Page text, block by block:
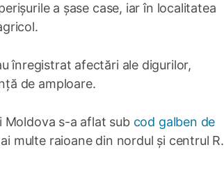
a șase case, iar în localitatea
înregistrat afectări ale digurilor,
de amploare.
Moldova s-a aflat sub cod galben de
multe raioane din nordul și centrul R.